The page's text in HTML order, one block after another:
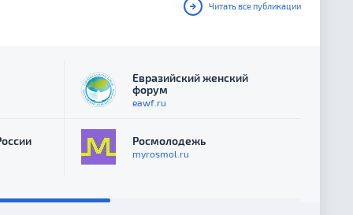
Читать все публикации
Евразийский женский
форум
eawf.ru
Росмолодежь
myrosmol.ru